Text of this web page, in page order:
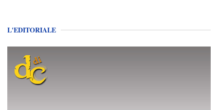
L'EDITORIALE